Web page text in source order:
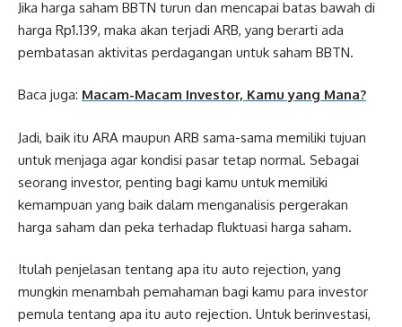
Jika harga saham BBTN turun dan mencapai batas bawah di
harga Rp1.139, maka akan terjadi ARB, yang berarti ada
pembatasan aktivitas perdagangan untuk saham BBTN.
Baca juga: Macam-Macam Investor, Kamu yang Mana?
Jadi, baik itu ARA maupun ARB sama-sama memiliki tujuan
untuk menjaga agar kondisi pasar tetap normal. Sebagai
seorang investor, penting bagi kamu untuk memiliki
kemampuan yang baik dalam menganalisis pergerakan
harga saham dan peka terhadap fluktuasi harga saham.
Itulah penjelasan tentang apa itu auto rejection, yang
mungkin menambah pemahaman bagi kamu para investor
pemula tentang apa itu auto rejection. Untuk berinvestasi,